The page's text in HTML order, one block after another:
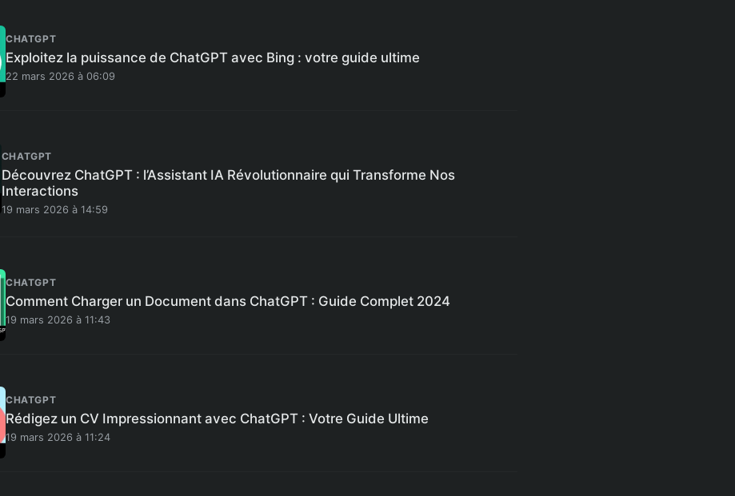
CHATGPT
Exploitez la puissance de ChatGPT avec Bing : votre guide ultime
22 mars 2026 à 06:09
CHATGPT
Découvrez ChatGPT : l’Assistant IA Révolutionnaire qui Transforme Nos
Interactions
19 mars 2026 à 14:59
CHATGPT
Comment Charger un Document dans ChatGPT : Guide Complet 2024
19 mars 2026 à 11:43
CHATGPT
Rédigez un CV Impressionnant avec ChatGPT : Votre Guide Ultime
19 mars 2026 à 11:24